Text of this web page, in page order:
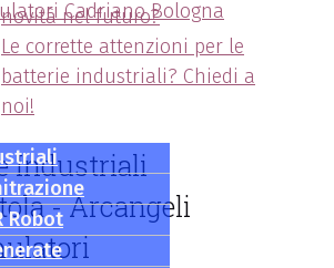
Robot
novità nel futuro?
Le corrette attenzioni per le
batterie industriali? Chiedi a
noi!
Industriali
- Arcangeli